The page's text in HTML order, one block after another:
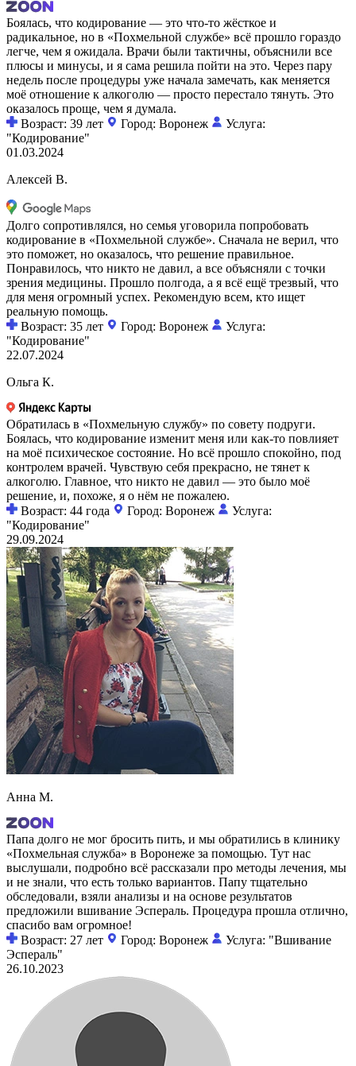
Боялась, что кодирование — это что-то жёсткое и
радикальное, но в «Похмельной службе» всё прошло гораздо
легче, чем я ожидала. Врачи были тактичны, объяснили все
плюсы и минусы, и я сама решила пойти на это. Через пару
недель после процедуры уже начала замечать, как меняется
моё отношение к алкоголю — просто перестало тянуть. Это
оказалось проще, чем я думала.
Возраст: 39 лет
Город: Воронеж
Услуга:
"Кодирование"
01.03.2024
Алексей В.
Долго сопротивлялся, но семья уговорила попробовать
кодирование в «Похмельной службе». Сначала не верил, что
это поможет, но оказалось, что решение правильное.
Понравилось, что никто не давил, а все объясняли с точки
зрения медицины. Прошло полгода, а я всё ещё трезвый, что
для меня огромный успех. Рекомендую всем, кто ищет
реальную помощь.
Возраст: 35 лет
Город: Воронеж
Услуга:
"Кодирование"
22.07.2024
Ольга К.
Обратилась в «Похмельную службу» по совету подруги.
Боялась, что кодирование изменит меня или как-то повлияет
на моё психическое состояние. Но всё прошло спокойно, под
контролем врачей. Чувствую себя прекрасно, не тянет к
алкоголю. Главное, что никто не давил — это было моё
решение, и, похоже, я о нём не пожалею.
Возраст: 44 года
Город: Воронеж
Услуга:
"Кодирование"
29.09.2024
Анна М.
Папа долго не мог бросить пить, и мы обратились в клинику
«Похмельная служба» в Воронеже за помощью. Тут нас
выслушали, подробно всё рассказали про методы лечения, мы
и не знали, что есть только вариантов. Папу тщательно
обследовали, взяли анализы и на основе результатов
предложили вшивание Эспераль. Процедура прошла отлично,
спасибо вам огромное!
Возраст: 27 лет
Город: Воронеж
Услуга: "Вшивание
Эспераль"
26.10.2023